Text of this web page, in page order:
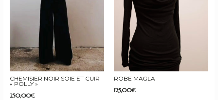
CHEMISIER NOIR SOIE ET CUIR
« POLLY »
250,00€
ROBE MAGLA
125,00€